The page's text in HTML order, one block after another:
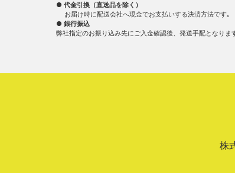
● 代金引換（直送品を除く）
お届け時に配送会社へ現金でお支払いする決済方法です｡
● 銀行振込
弊社指定のお振り込み先にご入金確認後、発送手配となりま
株